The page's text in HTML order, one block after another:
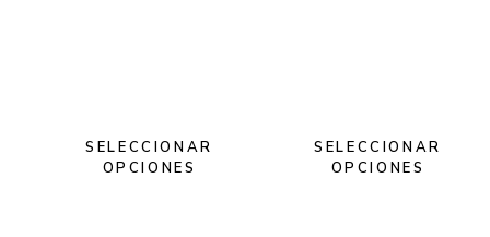
SELECCIONAR
OPCIONES
SELECCIONAR
OPCIONES